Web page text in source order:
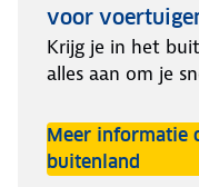
voor
Krijg je in het
alles aan om je
Meer informatie
buitenland